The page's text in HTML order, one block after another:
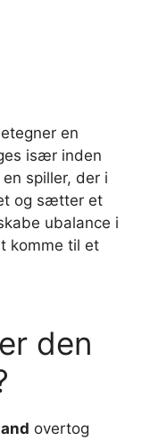
en
især inden
en spiller, der i
og sætter et
ubalance i
komme til et
den
overtog